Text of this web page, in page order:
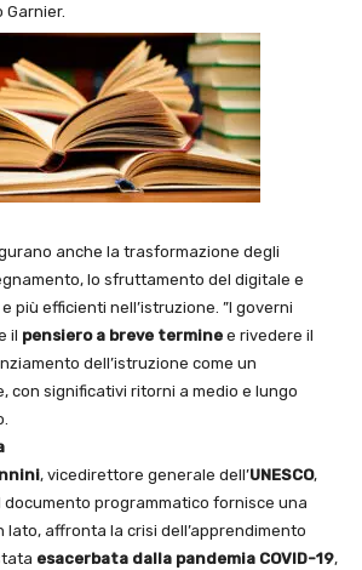
Garnier.
anche la trasformazione degli
lo sfruttamento del digitale e
più efficienti nell’istruzione. ”I governi
il pensiero a breve termine e rivedere il
dell’istruzione come un
con significativi ritorni a medio e lungo
, vicedirettore generale dell’UNESCO,
programmatico fornisce una
lato, affronta la crisi dell’apprendimento
esacerbata dalla pandemia COVID-19,